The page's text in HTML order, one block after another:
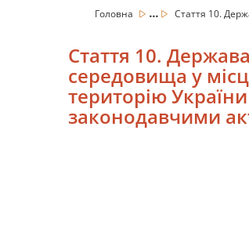
Головна ... Стаття 10.
Стаття 10.
середовища у
територію
законодавчими